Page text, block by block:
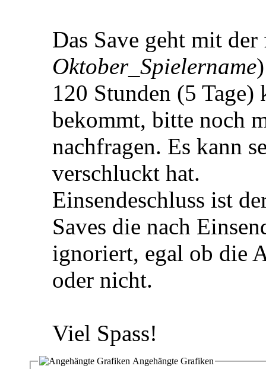
Das Save geht mit
Oktober_Spielername
120 Stunden (5
bekommt, bitte noch
nachfragen. Es kann
verschluckt hat.
Einsendeschluss ist
Saves die nach
ignoriert, egal ob die
oder nicht.
Viel Spass!
Angehängte Grafiken